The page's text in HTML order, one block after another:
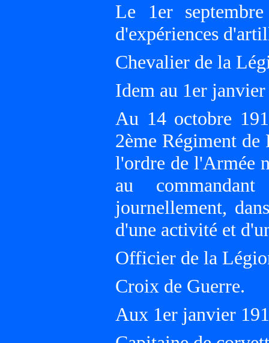
Le 1er
d'expériences
Chevalier de la
Idem au 1er
Au 14 octobre
2ème Régiment
l'ordre de l'Armée
au
journellement,
d'une activité et
Officier de la
Croix de Guerre.
Aux 1er janvier